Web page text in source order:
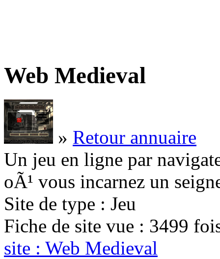
Web Medieval
» Retour annuaire
Un jeu en ligne par
oÃ¹ vous incarnez un
Site de type : Jeu
Fiche de site vue : 3499
site : Web Medieval